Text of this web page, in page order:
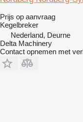
Prijs op aanvraag
Kegelbreker
Nederland, Deurne
Delta Machinery
Contact opnemen met